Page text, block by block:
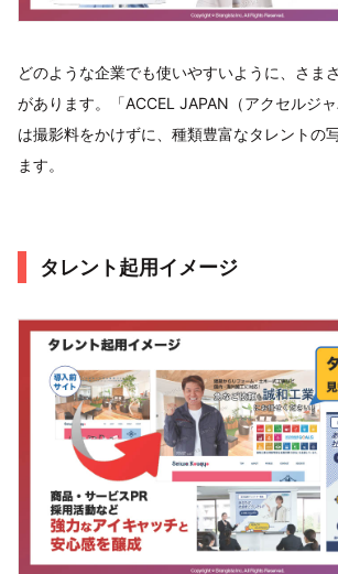
どのような企業でも使いやすいように、さま
があります。「ACCEL JAPAN（アクセルジ
は撮影料をかけずに、種類豊富なタレントの
ます。
タレント起用イメージ